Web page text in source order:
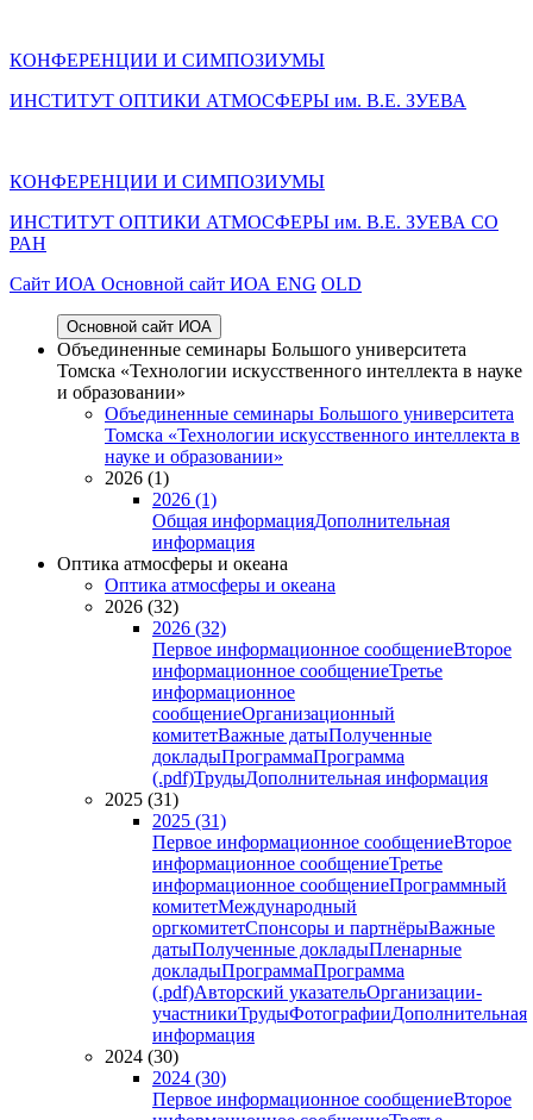
КОНФЕРЕНЦИИ И СИМПОЗИУМЫ
ИНСТИТУТ ОПТИКИ АТМОСФЕРЫ им. В.Е. ЗУЕВА
КОНФЕРЕНЦИИ И СИМПОЗИУМЫ
ИНСТИТУТ ОПТИКИ АТМОСФЕРЫ им. В.Е. ЗУЕВА СО
РАН
Cайт ИОА Основной сайт ИОА ENG OLD
Основной сайт ИОА
Объединенные семинары Большого университета
Томска «Технологии искусственного интеллекта в науке
и образовании»
Объединенные семинары Большого университета
Томска «Технологии искусственного интеллекта в
науке и образовании»
2026 (1)
2026 (1)
Общая информацияДополнительная
информация
Оптика атмосферы и океана
Оптика атмосферы и океана
2026 (32)
2026 (32)
Первое информационное сообщениеВторое
информационное сообщениеТретье
информационное
сообщениеОрганизационный
комитетВажные датыПолученные
докладыПрограммаПрограмма
(.pdf)ТрудыДополнительная информация
2025 (31)
2025 (31)
Первое информационное сообщениеВторое
информационное сообщениеТретье
информационное сообщениеПрограммный
комитетМеждународный
оргкомитетСпонсоры и партнёрыВажные
датыПолученные докладыПленарные
докладыПрограммаПрограмма
(.pdf)Авторский указательОрганизации-
участникиТрудыФотографииДополнительная
информация
2024 (30)
2024 (30)
Первое информационное сообщениеВторое